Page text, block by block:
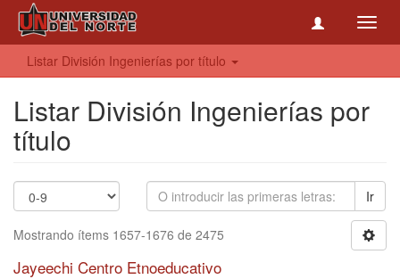
Listar División Ingenierías por título
Listar División Ingenierías por
título
Ir
Mostrando ítems 1657-1676 de 2475
Jayeechi Centro Etnoeducativo